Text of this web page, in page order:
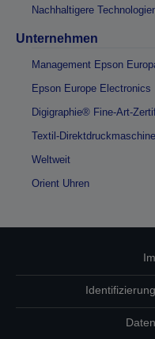
Nachhaltigere
Unternehmen
Management Epson
Epson Europe Electronics
Digigraphie® Fine-Art-
Textil-
Weltweit
Orient Uhren